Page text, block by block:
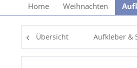
Home Weihnachten
Übersicht Aufkleber &